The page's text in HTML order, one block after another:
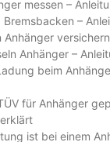
messen –
Bremsbacken –
Anhänger
Anhänger –
beim
für Anhänger
ist bei einem